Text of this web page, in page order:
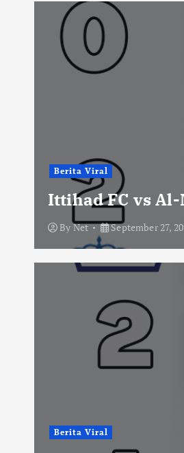
Berita Viral
Ittihad FC vs
ByNet September 27,
Berita Viral